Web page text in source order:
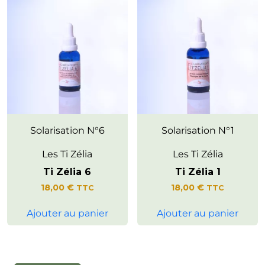
Invite à développer l’intuition et
compréhension intérieure
Solarisation N°6
Les Ti Zélia
Ti Zélia 6
18,00 € TTC
Ajouter au panier
Favorise la connexion à
soutenir vitalité et confiance.
Solarisation N°1
Les Ti Zélia
Ti Zélia 1
18,00€ TTC
Ajouter au panier